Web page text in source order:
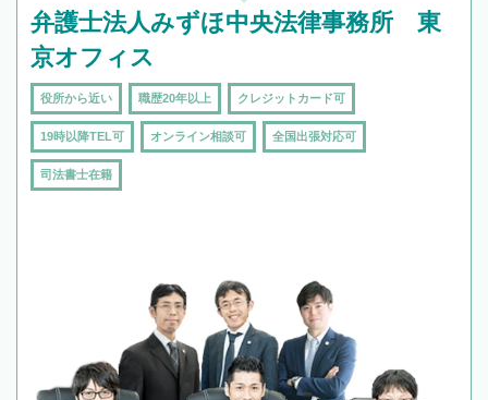
弁護士法人みずほ中央法律事務所 東
京オフィス
役所から近い 職歴20年以上 クレジットカード可
19時以降TEL可 オンライン相談可 全国出張対応可
司法書士在籍